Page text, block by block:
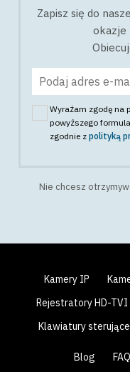
Zapisz się do
okazje
Wyrażam zgodę na
powyższego
zgodnie z polityką
Nie chcesz
Kamery IP
Rejestratory HD-TVI
Klawiatury sterujące
Blog FAQ